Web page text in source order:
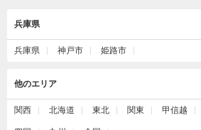
兵庫県
兵庫県 神戸市 姫路市
他のエリア
関西 北海道 東北 関東 甲信越